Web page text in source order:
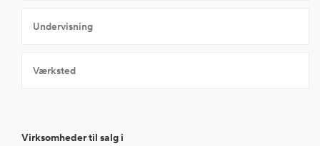
Undervisning
Værksted
Virksomheder til salg i